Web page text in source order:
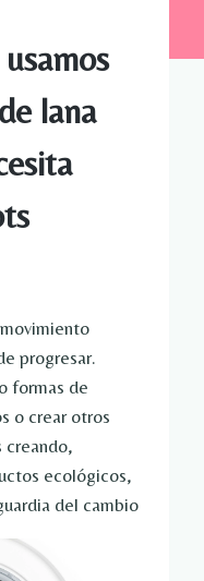
lana
progresar.
formas de
o crear otros
creando,
ecológicos,
del cambio